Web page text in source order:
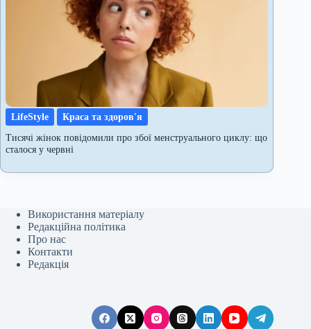
LifeStyle
Краса та здоров'я
Тисячі жінок повідомили про збої менструального циклу: що
сталося у червні
Використання матеріалу
Редакційна політика
Про нас
Контакти
Редакція